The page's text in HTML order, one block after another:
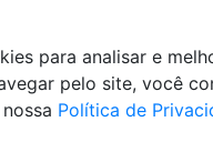
para analisar e
pelo site, você
Política de